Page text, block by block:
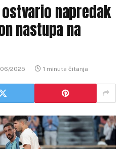
napredak
nastupa na
2025 1 minuta čitanja